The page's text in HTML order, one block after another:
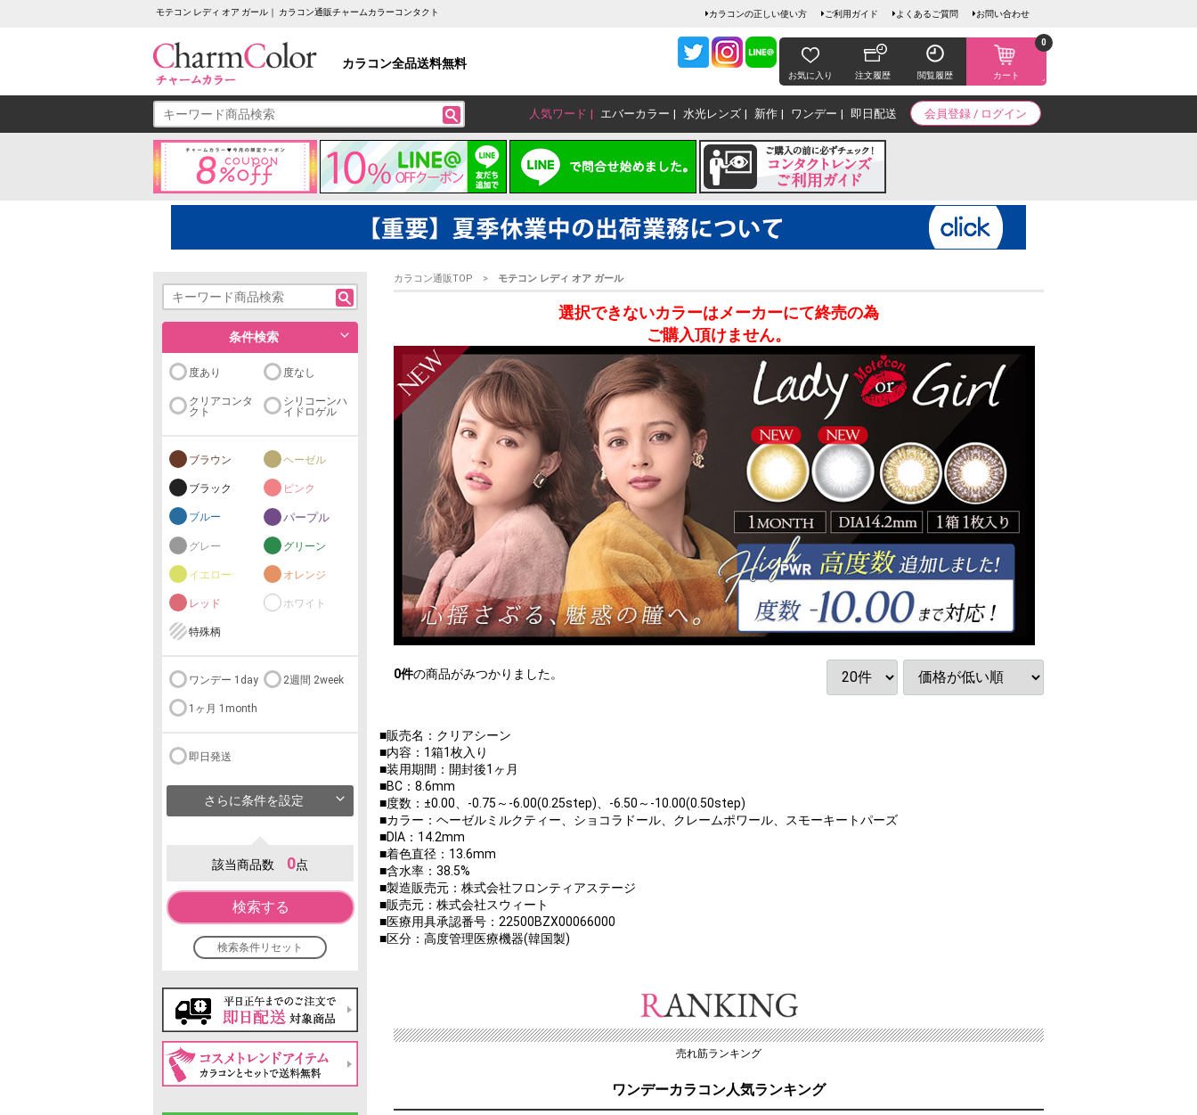
モテコン レディ オア ガール｜ カラコン通販チャームカラーコンタクト カラコンの正しい使い方 ご利用ガイド よくあるご質問 お問い合わせ
カラコン全品送料無料
お気に入り 注文履歴 閲覧履歴 カート
0
会員登録 / ログイン
人気ワード エバーカラー 水光レンズ 新作 ワンデー 即日配送
条件検索
度あり 度なし
クリアコンタ
クト
シリコーンハ
イドロゲル
ブラウン ヘーゼル
ブラック ピンク
ブルー パープル
グレー グリーン
イエロー オレンジ
レッド ホワイト
特殊柄
ワンデー 1day 2週間 2week
1ヶ月 1month
即日発送
さらに条件を設定
該当商品数 0点
検索する
検索条件リセット
カラコン通販TOP モテコン レディ オア ガール
選択できないカラーはメーカーにて終売の為
ご購入頂けません。
0件の商品がみつかりました。
■販売名：クリアシーン
■内容：1箱1枚入り
■装用期間：開封後1ヶ月
■BC：8.6mm
■度数：±0.00、-0.75～-6.00(0.25step)、-6.50～-10.00(0.50step)
■カラー：ヘーゼルミルクティー、ショコラドール、クレームポワール、スモーキートパーズ
■DIA：14.2mm
■着色直径：13.6mm
■含水率：38.5%
■製造販売元：株式会社フロンティアステージ
■販売元：株式会社スウィート
■医療用具承認番号：22500BZX00066000
■区分：高度管理医療機器(韓国製)
売れ筋ランキング
ワンデーカラコン人気ランキング